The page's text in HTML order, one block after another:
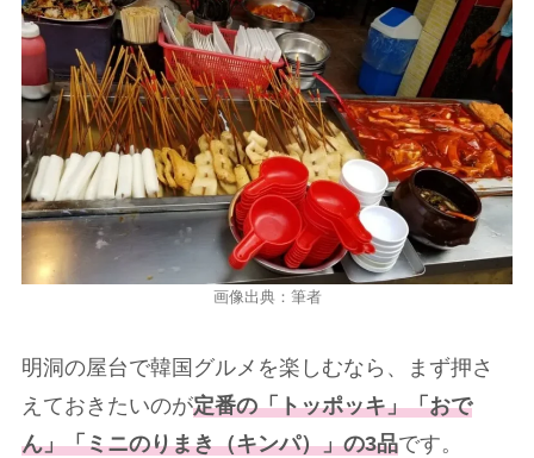
画像出典：筆者
明洞の屋台で韓国グルメを楽しむなら、まず押さ
えておきたいのが定番の「トッポッキ」「おで
ん」「ミニのりまき（キンパ）」の3品です。